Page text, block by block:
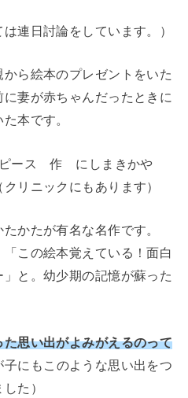
連日討論をしています。）
ら絵本のプレゼントをいた
妻が赤ちゃんだったときに
本です。
ピース 作 にしまきかや
リニックにもあります）
かたが有名な名作です。
この絵本覚えている！面白
と。幼少期の記憶が蘇った
思い出がよみがえるのって
にもこのような思い出をつ
た）